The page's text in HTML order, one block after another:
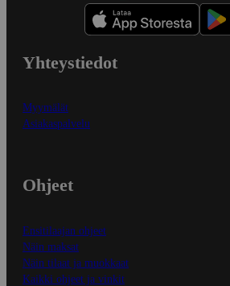
Yhteystiedot
Myymälät
Asiakaspalvelu
Ohjeet
Ensitilaajan ohjeet
Näin maksat
Näin tilaat ja muokkaat
Kaikki ohjeet ja vinkit